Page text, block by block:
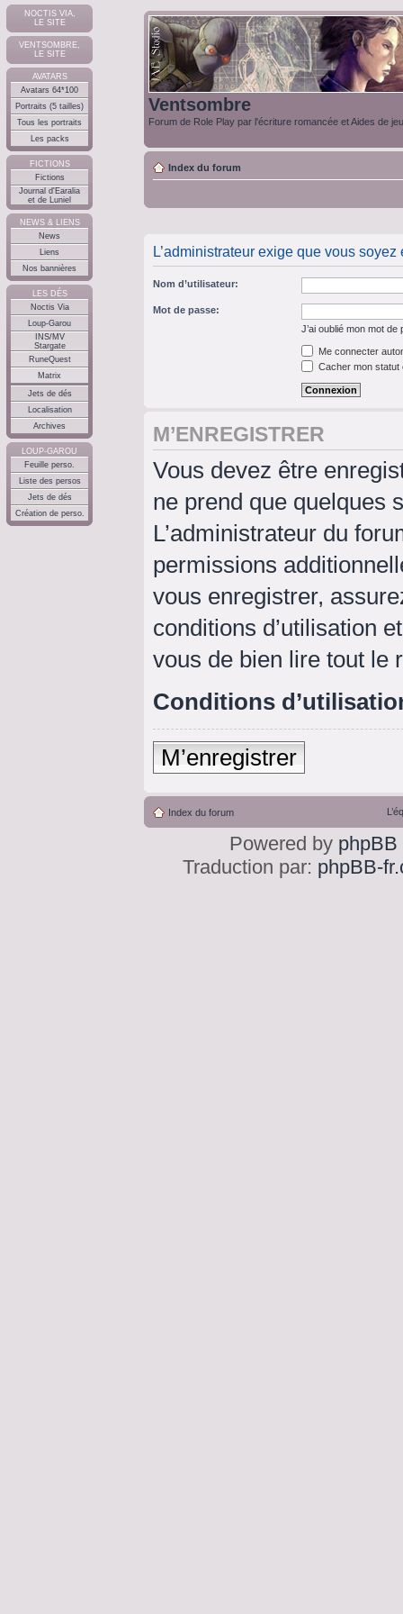
NOCTIS VIA,
LE SITE
VENTSOMBRE,
LE SITE
AVATARS
Avatars 64*100
Portraits (5 tailles)
Tous les portraits
Les packs
FICTIONS
Fictions
Journal d'Earalia
et de Luniel
NEWS & LIENS
News
Liens
Nos bannières
LES DÉS
Noctis Via
Loup-Garou
INS/MV
Stargate
RuneQuest
Matrix
Jets de dés
Localisation
Archives
LOUP-GAROU
Feuille perso.
Liste des persos
Jets de dés
Création de perso.
Ventsombre
Forum de Role Play par l'écriture romancée et Aides de
Index du forum
L’administrateur exige que vous
Nom d’utilisateur:
Mot de passe:
J’ai oublié mon mot de
Me connecter
Cacher mon statut
M’ENREGISTRER
Vous devez être
ne prend que quelques
L’administrateur du
permissions
vous enregistrer,
conditions d’utilisation
vous de bien lire tout le
Conditions
M’enregistrer
Index du forum
Powered by phpBB
Traduction par: phpBB-